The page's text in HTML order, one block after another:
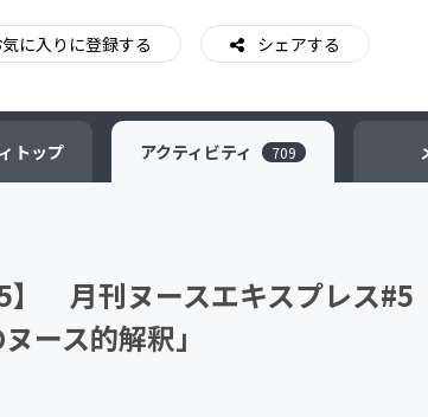
ゲーム・サービス開発 フード・飲食店
ソーシャルグッド ビューティー
気に入りに登録する シェアする
トップ アクティビティ 709
】 月刊ヌースエキスプレス#5
ース的解釈」